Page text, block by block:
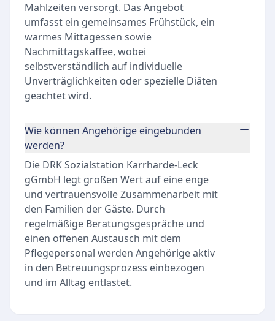
Mahlzeiten versorgt. Das Angebot
umfasst ein gemeinsames Frühstück, ein
warmes Mittagessen sowie
Nachmittagskaffee, wobei
selbstverständlich auf individuelle
Unverträglichkeiten oder spezielle Diäten
geachtet wird.
Wie können Angehörige eingebunden
werden?
Die DRK Sozialstation Karrharde-Leck
gGmbH legt großen Wert auf eine enge
und vertrauensvolle Zusammenarbeit mit
den Familien der Gäste. Durch
regelmäßige Beratungsgespräche und
einen offenen Austausch mit dem
Pflegepersonal werden Angehörige aktiv
in den Betreuungsprozess einbezogen
und im Alltag entlastet.